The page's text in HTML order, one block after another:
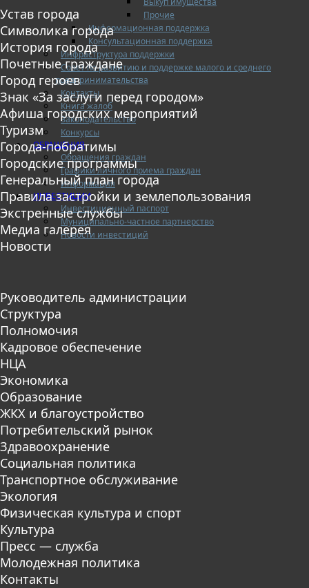
Прочие
Информационная поддержка
Консультационная поддержка
Инфраструктура поддержки
Совет по развитию и поддержке малого и среднего
предпринимательства
Контакты
Книга жалоб
Законодательство
Конкурсы
ОБРАЩЕНИЯ
Обращения граждан
Графики личного приема граждан
Информация
ИНВЕСТИЦИИ
Инвестиционный паспорт
Муниципально-частное партнерство
Новости инвестиций
Устав города
Символика города
История города
Почетные граждане
Город героев
Знак «За заслуги перед городом»
Афиша городских мероприятий
Туризм
Города-побратимы
Городские программы
Генеральный план города
Правила застройки и землепользования
Экстренные службы
Медиа галерея
Новости
Руководитель администрации
Структура
Полномочия
Кадровое обеспечение
НЦА
Экономика
Образование
ЖКХ и благоустройство
Потребительский рынок
Здравоохранение
Социальная политика
Транспортное обслуживание
Экология
Физическая культура и спорт
Культура
Пресс — служба
Молодежная политика
Контакты